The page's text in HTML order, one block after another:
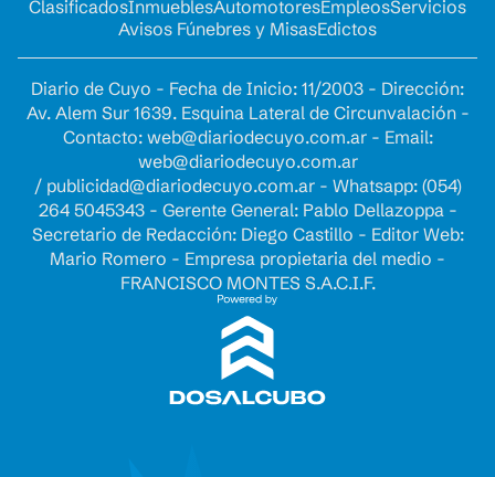
ClasificadosInmueblesAutomotoresEmpleosServicios
Avisos Fúnebres y MisasEdictos
Diario de Cuyo - Fecha de Inicio: 11/2003 - Dirección:
Av. Alem Sur 1639. Esquina Lateral de Circunvalación -
Contacto: web@diariodecuyo.com.ar- Email:
web@diariodecuyo.com.ar
/ publicidad@diariodecuyo.com.ar- Whatsapp: (054)
264 5045343 - Gerente General: Pablo Dellazoppa -
Secretario de Redacción: Diego Castillo - Editor Web:
Mario Romero - Empresa propietaria del medio -
FRANCISCO MONTES S.A.C.I.F.